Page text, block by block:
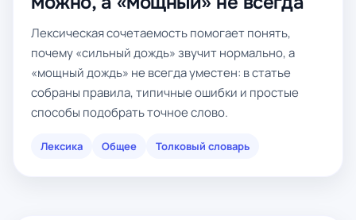
Лексическая сочетаемость помогает понять,
почему «сильный дождь» звучит нормально, а
«мощный дождь» не всегда уместен: в статье
собраны правила, типичные ошибки и простые
способы подобрать точное слово.
Лексика Общее Толковый словарь